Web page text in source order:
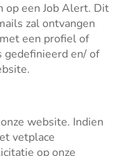
op een Job Alert. Dit
zal ontvangen
een profiel of
gedefinieerd en/ of
website. Indien
vetplace
op onze